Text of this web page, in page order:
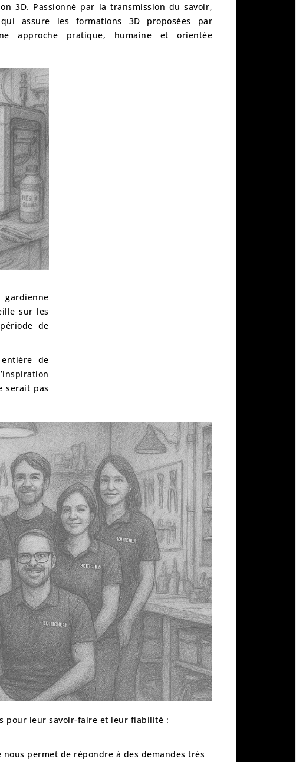
3D. Passionné par la transmission du savoir,
assure les formations 3D proposées par
approche pratique, humaine et orientée
sur les
de
de
serait pas
pour leur savoir-faire et leur fiabilité :
permet de répondre à des demandes très